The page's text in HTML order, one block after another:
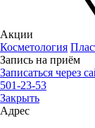
Акции
Косметология
Запись на приём
Записаться через
501-23-53
Закрыть
Адрес